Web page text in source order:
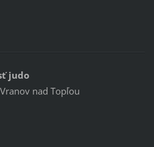
judo
nad Topľou